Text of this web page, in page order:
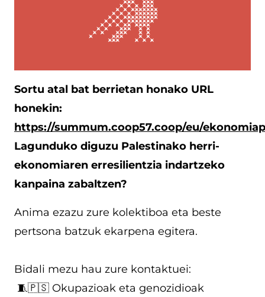
Sortu atal bat berrietan honako URL
honekin:
https://summum.coop57.coop/eu/
Lagunduko diguzu Palestinako herri-
ekonomiaren erresilientzia indartzeko
kanpaina zabaltzen?
Anima ezazu zure kolektiboa eta beste
pertsona batzuk ekarpena egitera.
Bidali mezu hau zure kontaktuei:
🧵🇵🇸 Okupazioak eta genozidioak